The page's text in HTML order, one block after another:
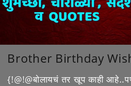
Brother Birthday
{!@!@बोलायचं तर खूप काही